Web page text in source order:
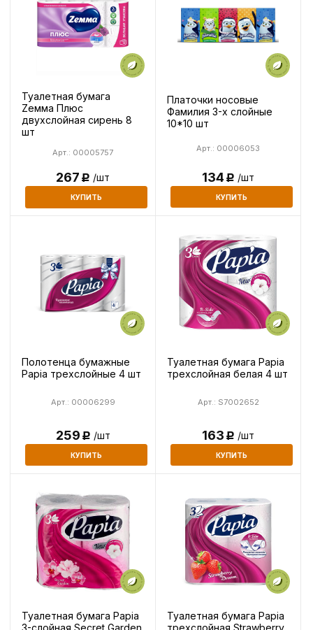
Туалетная бумага
Zeммa Плюс
двухслойная сирень 8
шт
Арт.: 00005757
267Р /шт
КУПИТЬ
Платочки носовые
Фамилия 3-х слойные
10*10 шт
Арт.: 00006053
134Р /шт
КУПИТЬ
Полотенца бумажные
Papia трехслойные 4 шт
Арт.: 00006299
259Р /шт
КУПИТЬ
Туалетная бумага Papia
трехслойная белая 4 шт
Арт.: S7002652
163Р /шт
КУПИТЬ
Туалетная бумага Papia
Туалетная бумага Papia